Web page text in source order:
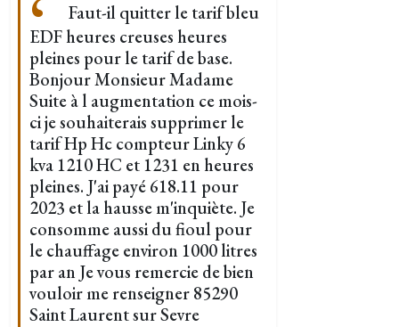
Faut-il quitter le tarif bleu
EDF heures creuses heures
pleines pour le tarif de base.
Bonjour Monsieur Madame
Suite à l augmentation ce mois-
ci je souhaiterais supprimer le
tarif Hp Hc compteur Linky 6
kva 1210 HC et 1231 en heures
pleines. J'ai payé 618.11 pour
2023 et la hausse m'inquiète. Je
consomme aussi du fioul pour
le chauffage environ 1000 litres
par an Je vous remercie de bien
vouloir me renseigner 85290
Saint Laurent sur Sevre